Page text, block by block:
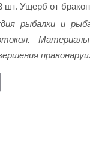
Ущерб от
рыбалки и